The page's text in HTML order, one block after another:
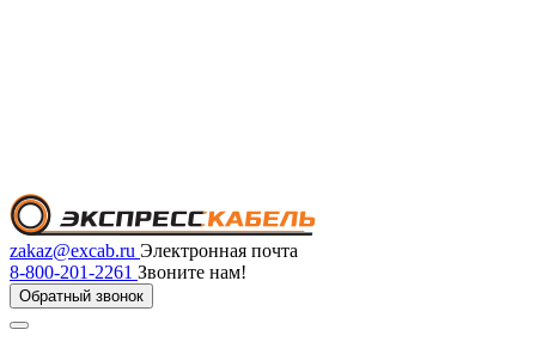
zakaz@excab.ru Электронная почта
8-800-201-2261 Звоните нам!
Обратный звонок